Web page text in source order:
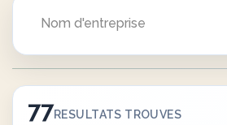
77RESULTATS TROUVES